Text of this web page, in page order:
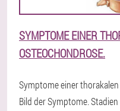
SYMPTOME EINER
OSTEOCHONDROSE.
Symptome einer
Bild der Symptome.